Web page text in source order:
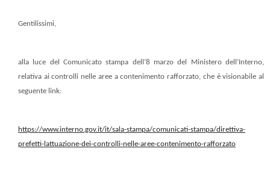
Gentilissimi,
alla luce del Comunicato stampa dell’8 marzo del Ministero dell’Interno,
relativa ai controlli nelle aree a contenimento rafforzato, che è visionabile al
seguente link:
https://www.interno.gov.it/it/sala-stampa/comunicati-stampa/direttiva-
prefetti-lattuazione-dei-controlli-nelle-aree-contenimento-rafforzato